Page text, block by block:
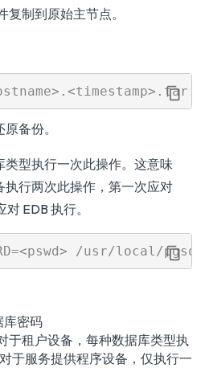
复制到原始主节点。
备份。
类型执行一次此操作。这意味
执行两次此操作，第一次应对
EDB 执行。
库密码
于租户设备，每种数据库类型执
于服务提供程序设备，仅执行一